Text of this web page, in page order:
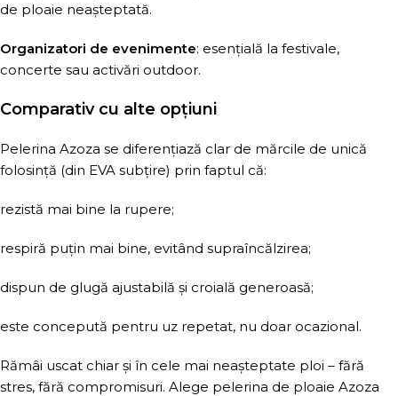
de ploaie neașteptată.
Organizatori de evenimente: esențială la festivale,
concerte sau activări outdoor.
Comparativ cu alte opțiuni
Pelerina Azoza se diferențiază clar de mărcile de unică
folosință (din EVA subțire) prin faptul că:
rezistă mai bine la rupere;
respiră puțin mai bine, evitând supraîncălzirea;
dispun de glugă ajustabilă și croială generoasă;
este concepută pentru uz repetat, nu doar ocazional.
Rămâi uscat chiar și în cele mai neașteptate ploi – fără
stres, fără compromisuri. Alege pelerina de ploaie Azoza